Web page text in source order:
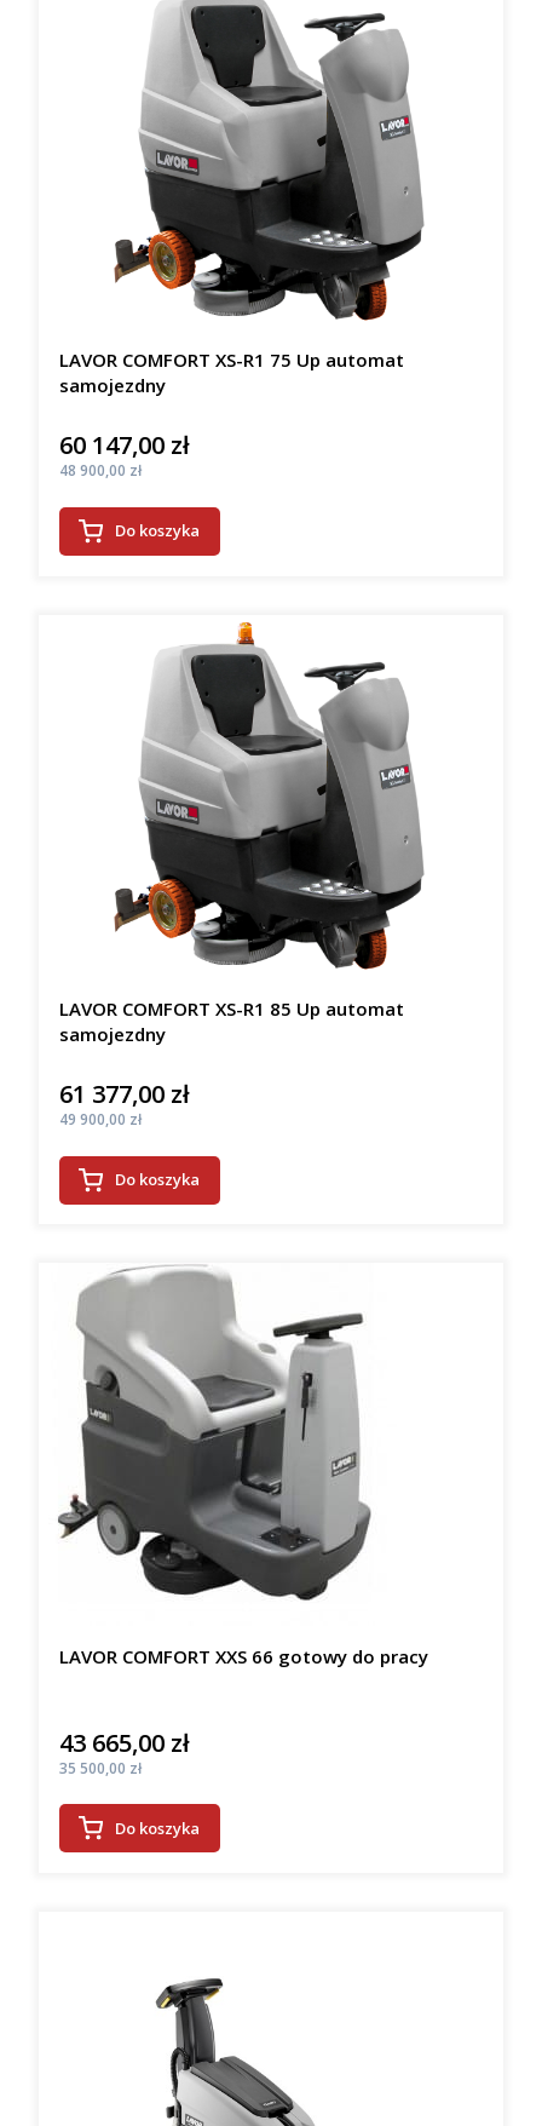
LAVOR COMFORT XS-R1 75 Up automat
samojezdny
Cena
60 147,00 zł
Cena
48 900,00 zł
Do koszyka
LAVOR COMFORT XS-R1 85 Up automat
samojezdny
Cena
61 377,00 zł
Cena
49 900,00 zł
Do koszyka
LAVOR COMFORT XXS 66 gotowy do pracy
Cena
43 665,00 zł
Cena
35 500,00 zł
Do koszyka